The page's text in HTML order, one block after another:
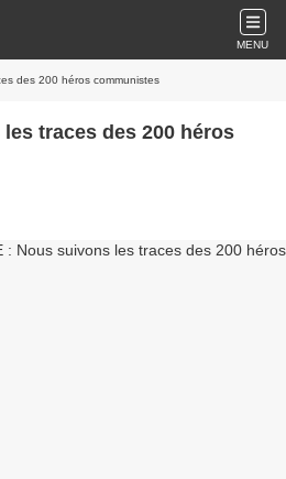
MENU
des 200 héros communistes
traces des 200 héros